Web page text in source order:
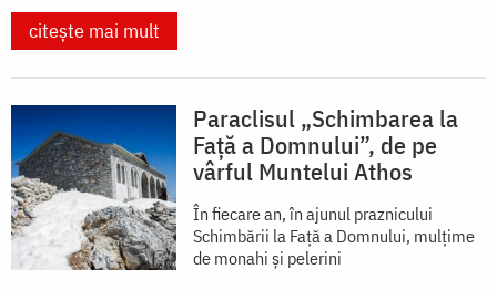
citește mai mult
Paraclisul „Schimbarea la
Față a Domnului”, de pe
vârful Muntelui Athos
În fiecare an, în ajunul praznicului
Schimbării la Faţă a Domnului, mulţime
de monahi şi pelerini